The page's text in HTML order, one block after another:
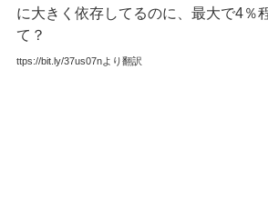
に大きく依存してるのに、最大で4％
て？
ttps://bit.ly/37us07nより翻訳